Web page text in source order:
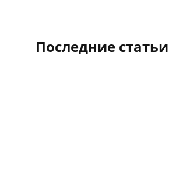
Последние статьи